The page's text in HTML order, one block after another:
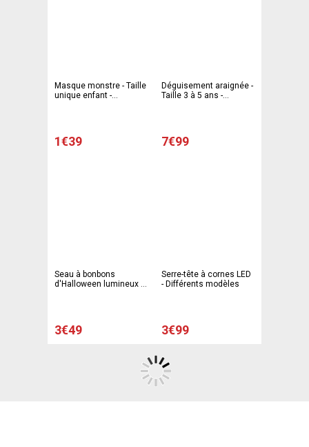
Masque monstre - Taille
unique enfant -
1€39
Déguisement araignée -
Taille 3 à 5 ans -
7€99
Seau à bonbons
d'Halloween lumineux -
3€49
Serre-tête à cornes LED
- Différents modèles
3€99